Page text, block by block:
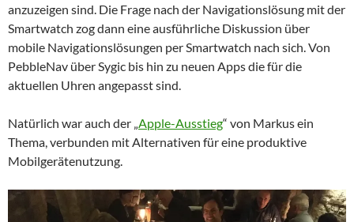
anzuzeigen sind. Die Frage nach der Navigationslösung mit der
Smartwatch zog dann eine ausführliche Diskussion über
mobile Navigationslösungen per Smartwatch nach sich. Von
PebbleNav über Sygic bis hin zu neuen Apps die für die
aktuellen Uhren angepasst sind.
Natürlich war auch der „Apple-Ausstieg“ von Markus ein
Thema, verbunden mit Alternativen für eine produktive
Mobilgerätenutzung.